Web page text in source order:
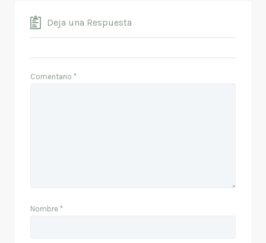
Deja una Respuesta
Comentario *
Nombre *